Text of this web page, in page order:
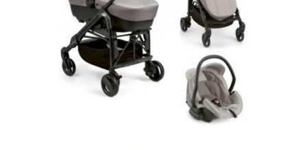
Ajouter au panier